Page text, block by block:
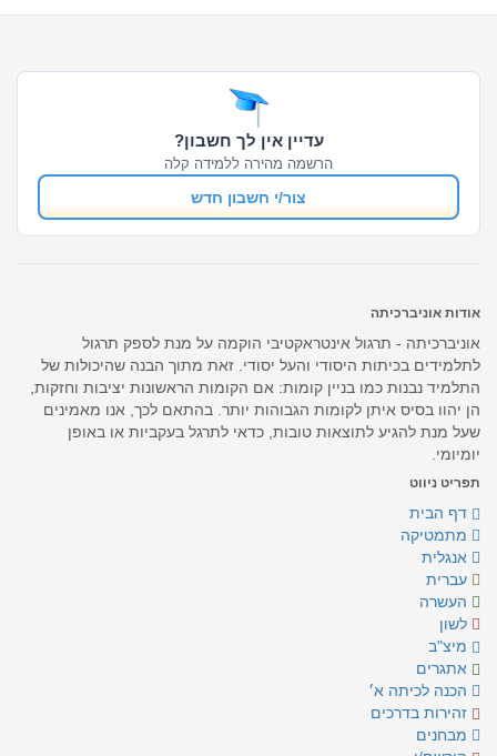
עדיין אין לך חשבון?
הרשמה מהירה ללמידה קלה
צור/י חשבון חדש
אודות אוניברכיתה
אוניברכיתה - תרגול אינטראקטיבי הוקמה על מנת לספק תרגול
לתלמידים בכיתות היסודי והעל יסודי. זאת מתוך הבנה שהיכולות של
התלמיד נבנות כמו בניין קומות: אם הקומות הראשונות יציבות וחזקות,
הן יהוו בסיס איתן לקומות הגבוהות יותר. בהתאם לכך, אנו מאמינים
שעל מנת להגיע לתוצאות טובות, כדאי לתרגל בעקביות או באופן
יומיומי.
תפריט ניווט
דף הבית
מתמטיקה
אנגלית
עברית
העשרה
לשון
מיצ"ב
אתגרים
הכנה לכיתה א׳
זהירות בדרכים
מבחנים